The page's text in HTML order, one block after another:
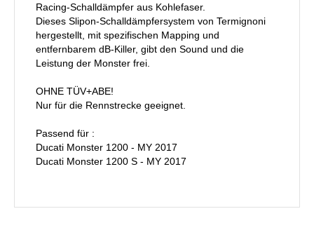
Racing-Schalldämpfer aus Kohlefaser.
Dieses Slipon-Schalldämpfersystem von Termignoni
hergestellt, mit spezifischen Mapping und
entfernbarem dB-Killer, gibt den Sound und die
Leistung der Monster frei.
OHNE TÜV+ABE!
Nur für die Rennstrecke geeignet.
Passend für :
Ducati Monster 1200 - MY 2017
Ducati Monster 1200 S - MY 2017